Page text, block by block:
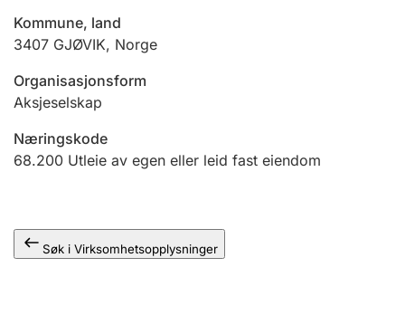
Ektepaktveileder
Offentlig sektor
Kommune, land
3407 GJØVIK, Norge
Organisasjonsform
Aksjeselskap
Næringskode
68.200 Utleie av egen eller leid fast eiendom
Søk i Virksomhetsopplysninger